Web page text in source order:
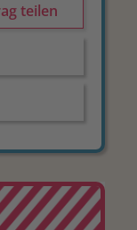
teilen